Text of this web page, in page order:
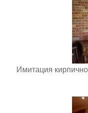
Имитация